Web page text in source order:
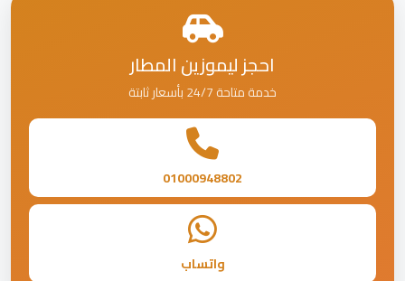
احجز ليموزين المطار
خدمة متاحة 24/7 بأسعار ثابتة
01000948802
واتساب